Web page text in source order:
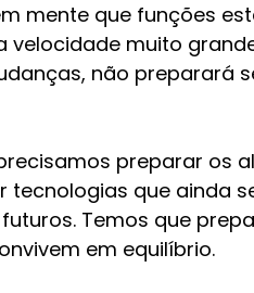
mente que funções
velocidade muito
não preparará
preparar os
tecnologias que ainda
Temos que
em equilíbrio.